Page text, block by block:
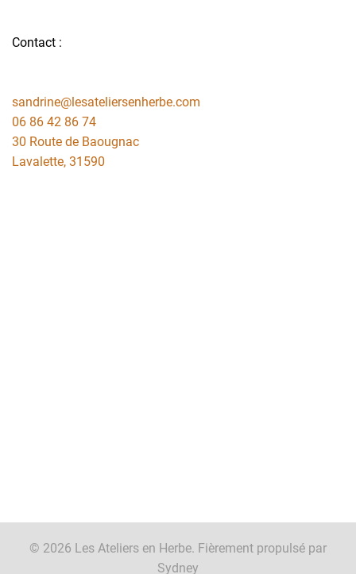
Contact :
sandrine@lesateliersenherbe.com
06 86 42 86 74
30 Route de Baougnac
Lavalette, 31590
© 2026 Les Ateliers en Herbe. Fièrement propulsé par
Sydney